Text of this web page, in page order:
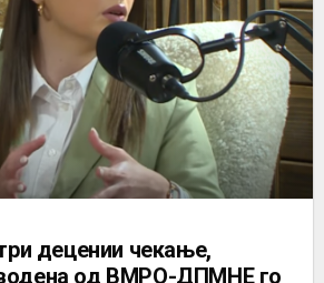
децении чекање,
од ВМРО-ДПМНЕ го